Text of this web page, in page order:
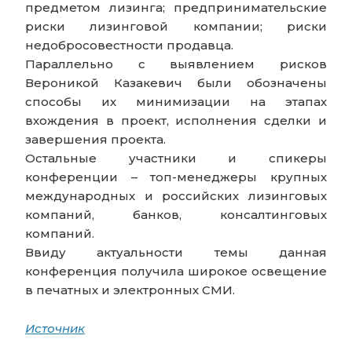
предметом лизинга; предпринимательские
риски лизинговой компании; риски
недобросовестности продавца.
Параллельно с выявлением рисков
Вероникой Казакевич были обозначены
способы их минимизации на этапах
вхождения в проект, исполнения сделки и
завершения проекта.
Остальные участники и спикеры
конференции – топ-менеджеры крупных
международных и российских лизинговых
компаний, банков, консалтинговых
компаний.
Ввиду актуальности темы данная
конференция получила широкое освещение
в печатных и электронных СМИ.
Источник